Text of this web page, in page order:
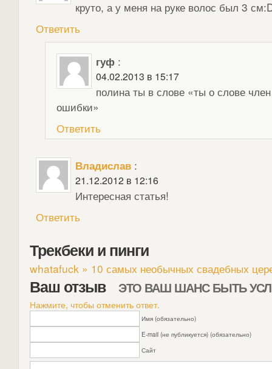
круто, а у меня на руке волос был 3
Ответить
гуф :
04.02.2013 в 15:17
полина ты в слове «ты о слове
ошибки»
Ответить
Владислав :
21.12.2012 в 12:16
Интересная статья!
Ответить
Трекбеки и пинги
whatafuck » 10 самых необычных свадебных
Ваш отзыв ЭТО ВАШ ШАНС БЫТЬ
Нажмите, чтобы отменить ответ.
Имя (обязательно)
E-mail (не публикуется) (обязательно)
Сайт